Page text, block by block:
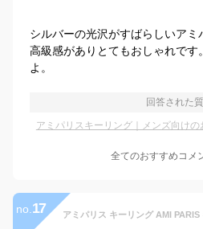
シルバーの光沢がすばらしいアミ
高級感がありとてもおしゃれです
よ。
回答された
アミパリスキーリング｜メンズ向けの
全てのおすすめコメ
no. 17